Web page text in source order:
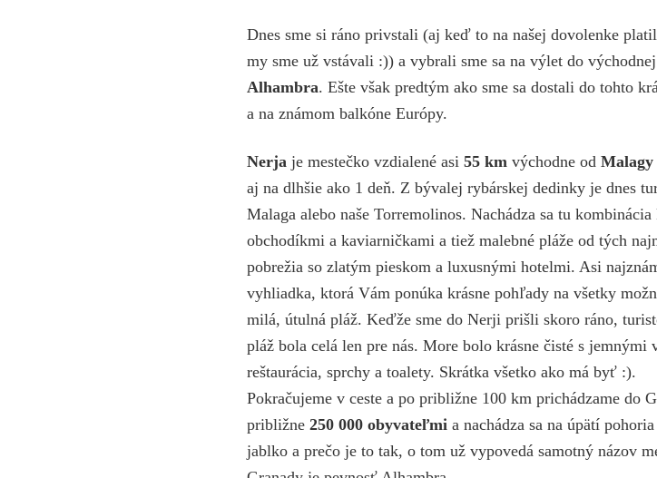
Dnes sme si ráno privstali (aj keď to na našej dovolenke
my sme už vstávali :)) a vybrali sme sa na výlet do východnej
Alhambra. Ešte však predtým ako sme sa dostali do tohto
a na známom balkóne Európy.
Nerja je mestečko vzdialené asi 55 km východne od Malagy
aj na dlhšie ako 1 deň. Z bývalej rybárskej dedinky je dnes
Malaga alebo naše Torremolinos. Nachádza sa tu
obchodíkmi a kaviarničkami a tiež malebné pláže od tých
pobrežia so zlatým pieskom a luxusnými hotelmi. Asi
vyhliadka, ktorá Vám ponúka krásne pohľady na všetky
milá, útulná pláž. Keďže sme do Nerji prišli skoro ráno,
pláž bola celá len pre nás. More bolo krásne čisté s jemnými
reštaurácia, sprchy a toalety. Skrátka všetko ako má byť :).
Pokračujeme v ceste a po približne 100 km prichádzame do
približne 250 000 obyvateľmi a nachádza sa na úpätí pohoria
jablko a prečo je to tak, o tom už vypovedá samotný názov